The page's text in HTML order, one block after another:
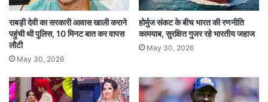
कांग्रेस पर भरोसा किया लेकिन 1984 की हिंसा ने उस
भरोसे को तोड़ दिया।
कांग्रेस की संवेदनहीनता
हिंसा के वक्त कांग्रेस नेताओं के विवादित बयान, जैसे “जब
राबड़ी देवी का सरकारी आवास खाली कराने
पहुंची थी पुलिस, 10 मिनट बात कर वापस
लौटी
May 30, 2026
होर्मुज संकट के बीच भारत की रणनीति
कामयाब, सुरक्षित गुजर रहे भारतीय जहाज
May 30, 2026